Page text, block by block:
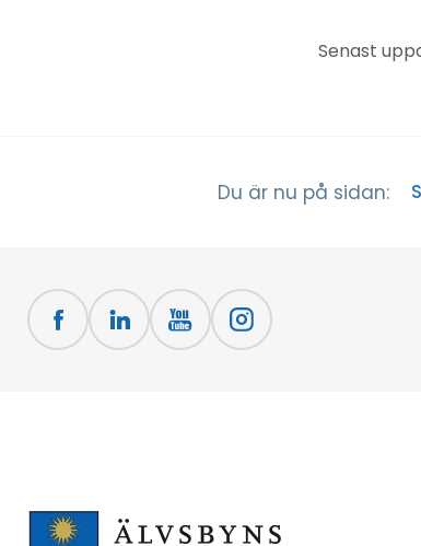
Senast
Du är nu på sidan: